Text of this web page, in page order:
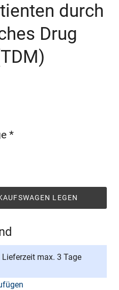
durch
Drug
*
LEGEN
Lieferzeit max. 3 Tage